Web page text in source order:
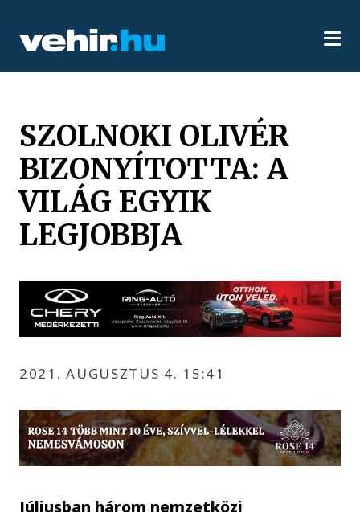
SZOLNOKI OLIVÉR
BIZONYÍTOTTA: A
VILÁG EGYIK
LEGJOBBJA
2021. AUGUSZTUS 4. 15:41
Júliusban három nemzetközi